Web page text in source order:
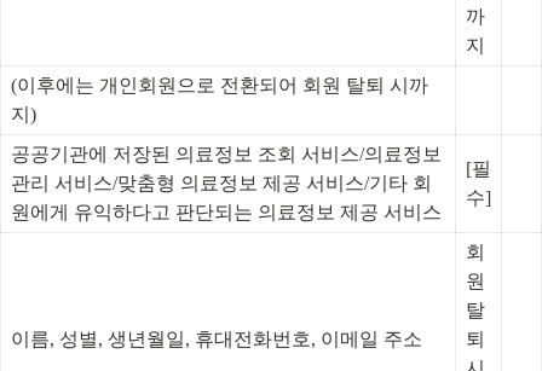
까
지
(이후에는 개인회원으로 전환되어 회원 탈퇴 시까
지)
공공기관에 저장된 의료정보 조회 서비스/의료정보
관리 서비스/맞춤형 의료정보 제공 서비스/기타 회
원에게 유익하다고 판단되는 의료정보 제공 서비스
[필
수]
이름, 성별, 생년월일, 휴대전화번호, 이메일 주소
회
원
탈
퇴